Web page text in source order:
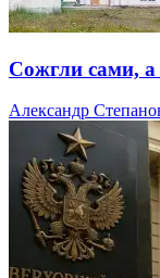
Сожгли сами,
Александр